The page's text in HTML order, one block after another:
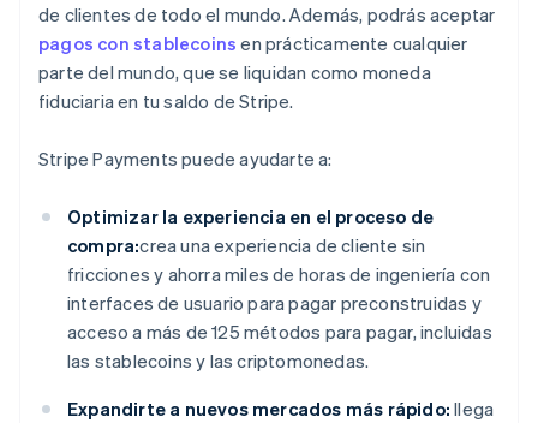
de clientes de todo el mundo. Además, podrás aceptar
pagos con stablecoins en prácticamente cualquier
parte del mundo, que se liquidan como moneda
fiduciaria en tu saldo de Stripe.
Stripe Payments puede ayudarte a:
Optimizar la experiencia en el proceso de
compra:crea una experiencia de cliente sin
fricciones y ahorra miles de horas de ingeniería con
interfaces de usuario para pagar preconstruidas y
acceso a más de 125 métodos para pagar, incluidas
las stablecoins y las criptomonedas.
Expandirte a nuevos mercados más rápido: llega